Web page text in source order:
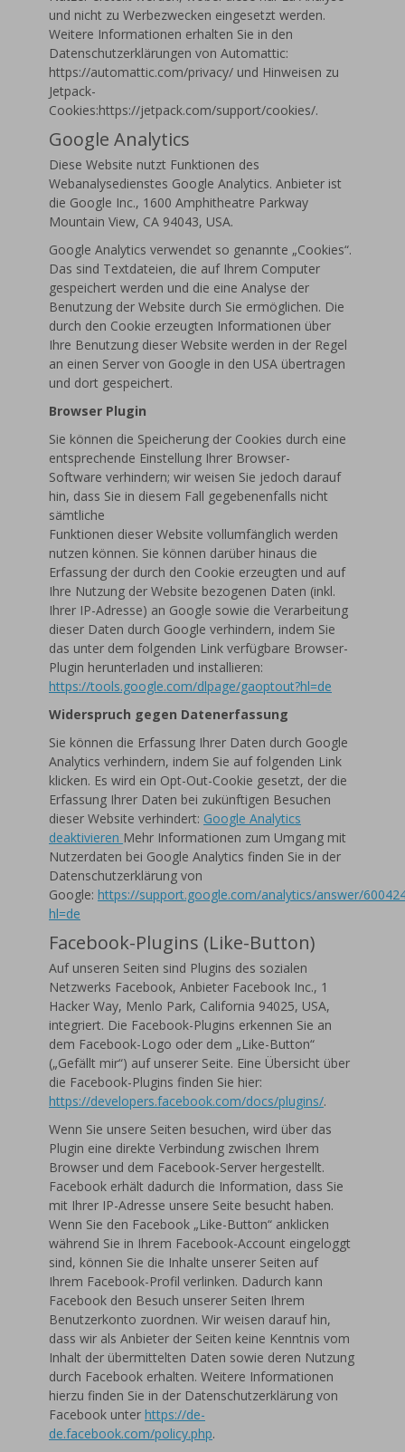
und nicht zu Werbezwecken eingesetzt werden.
Weitere Informationen erhalten Sie in den
Datenschutzerklärungen von Automattic:
https://automattic.com/privacy/ und Hinweisen zu
Jetpack-
Cookies:https://jetpack.com/support/cookies/.
Google Analytics
Diese Website nutzt Funktionen des
Webanalysedienstes Google Analytics. Anbieter ist
die Google Inc., 1600 Amphitheatre Parkway
Mountain View, CA 94043, USA.
Google Analytics verwendet so genannte „Cookies“.
Das sind Textdateien, die auf Ihrem Computer
gespeichert werden und die eine Analyse der
Benutzung der Website durch Sie ermöglichen. Die
durch den Cookie erzeugten Informationen über
Ihre Benutzung dieser Website werden in der Regel
an einen Server von Google in den USA übertragen
und dort gespeichert.
Browser Plugin
Sie können die Speicherung der Cookies durch eine
entsprechende Einstellung Ihrer Browser-
Software verhindern; wir weisen Sie jedoch darauf
hin, dass Sie in diesem Fall gegebenenfalls nicht
sämtliche
Funktionen dieser Website vollumfänglich werden
nutzen können. Sie können darüber hinaus die
Erfassung der durch den Cookie erzeugten und auf
Ihre Nutzung der Website bezogenen Daten (inkl.
Ihrer IP-Adresse) an Google sowie die Verarbeitung
dieser Daten durch Google verhindern, indem Sie
das unter dem folgenden Link verfügbare Browser-
Plugin herunterladen und installieren:
https://tools.google.com/dlpage/gaoptout?hl=de
Widerspruch gegen Datenerfassung
Sie können die Erfassung Ihrer Daten durch Google
Analytics verhindern, indem Sie auf folgenden Link
klicken. Es wird ein Opt-Out-Cookie gesetzt, der die
Erfassung Ihrer Daten bei zukünftigen Besuchen
dieser Website verhindert: Google Analytics
deaktivieren Mehr Informationen zum Umgang mit
Nutzerdaten bei Google Analytics finden Sie in der
Datenschutzerklärung von
Google: https://support.google.com/analytics/answer/
hl=de
Facebook-Plugins (Like-Button)
Auf unseren Seiten sind Plugins des sozialen
Netzwerks Facebook, Anbieter Facebook Inc., 1
Hacker Way, Menlo Park, California 94025, USA,
integriert. Die Facebook-Plugins erkennen Sie an
dem Facebook-Logo oder dem „Like-Button“
(„Gefällt mir“) auf unserer Seite. Eine Übersicht über
die Facebook-Plugins finden Sie hier:
https://developers.facebook.com/docs/plugins/.
Wenn Sie unsere Seiten besuchen, wird über das
Plugin eine direkte Verbindung zwischen Ihrem
Browser und dem Facebook-Server hergestellt.
Facebook erhält dadurch die Information, dass Sie
mit Ihrer IP-Adresse unsere Seite besucht haben.
Wenn Sie den Facebook „Like-Button“ anklicken
während Sie in Ihrem Facebook-Account eingeloggt
sind, können Sie die Inhalte unserer Seiten auf
Ihrem Facebook-Profil verlinken. Dadurch kann
Facebook den Besuch unserer Seiten Ihrem
Benutzerkonto zuordnen. Wir weisen darauf hin,
dass wir als Anbieter der Seiten keine Kenntnis vom
Inhalt der übermittelten Daten sowie deren Nutzung
durch Facebook erhalten. Weitere Informationen
hierzu finden Sie in der Datenschutzerklärung von
Facebook unter https://de-
de.facebook.com/policy.php.